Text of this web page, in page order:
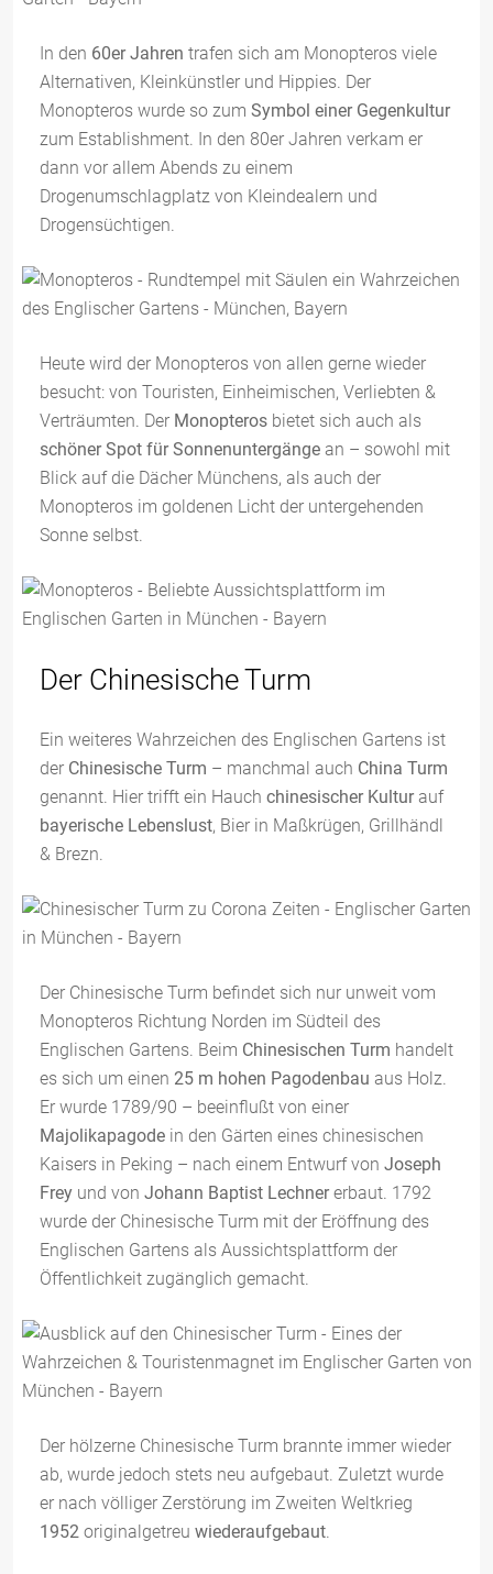
In den 60er Jahren trafen sich am Monopteros viele
Alternativen, Kleinkünstler und Hippies. Der
Monopteros wurde so zum Symbol einer Gegenkultur
zum Establishment. In den 80er Jahren verkam er
dann vor allem Abends zu einem
Drogenumschlagplatz von Kleindealern und
Drogensüchtigen.
Heute wird der Monopteros von allen gerne wieder
besucht: von Touristen, Einheimischen, Verliebten &
Verträumten. Der Monopteros bietet sich auch als
schöner Spot für Sonnenuntergänge an – sowohl mit
Blick auf die Dächer Münchens, als auch der
Monopteros im goldenen Licht der untergehenden
Sonne selbst.
Der Chinesische Turm
Ein weiteres Wahrzeichen des Englischen Gartens ist
der Chinesische Turm – manchmal auch China Turm
genannt. Hier trifft ein Hauch chinesischer Kulturauf
bayerische Lebenslust, Bier in Maßkrügen, Grillhändl
& Brezn.
Der Chinesische Turm befindet sich nur unweit vom
Monopteros Richtung Norden im Südteil des
Englischen Gartens. Beim Chinesischen Turm handelt
es sich um einen 25 m hohen Pagodenbau aus Holz.
Er wurde 1789/90 – beeinflußt von einer
Majolikapagode in den Gärten eines chinesischen
Kaisers in Peking – nach einem Entwurf von Joseph
Frey und von Johann Baptist Lechnererbaut. 1792
wurde der Chinesische Turm mit der Eröffnung des
Englischen Gartens als Aussichtsplattform der
Öffentlichkeit zugänglich gemacht.
Der hölzerne Chinesische Turm brannte immer wieder
ab, wurde jedoch stets neu aufgebaut. Zuletzt wurde
er nach völliger Zerstörung im Zweiten Weltkrieg
1952 originalgetreu wiederaufgebaut.